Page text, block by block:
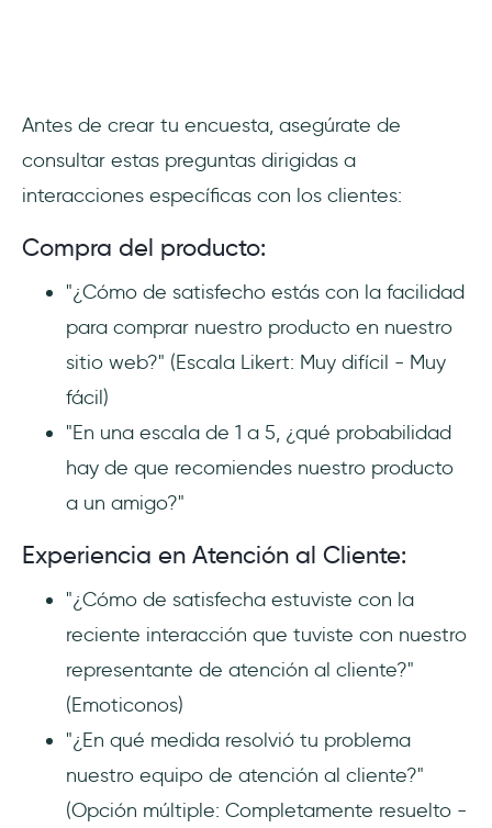
Antes de crear tu encuesta, asegúrate de
consultar estas preguntas dirigidas a
interacciones específicas con los clientes:
Compra del producto:
"¿Cómo de satisfecho estás con la facilidad
para comprar nuestro producto en nuestro
sitio web?" (Escala Likert: Muy difícil - Muy
fácil)
"En una escala de 1 a 5, ¿qué probabilidad
hay de que recomiendes nuestro producto
a un amigo?"
Experiencia en Atención al Cliente:
"¿Cómo de satisfecha estuviste con la
reciente interacción que tuviste con nuestro
representante de atención al cliente?"
(Emoticonos)
"¿En qué medida resolvió tu problema
nuestro equipo de atención al cliente?"
(Opción múltiple: Completamente resuelto -